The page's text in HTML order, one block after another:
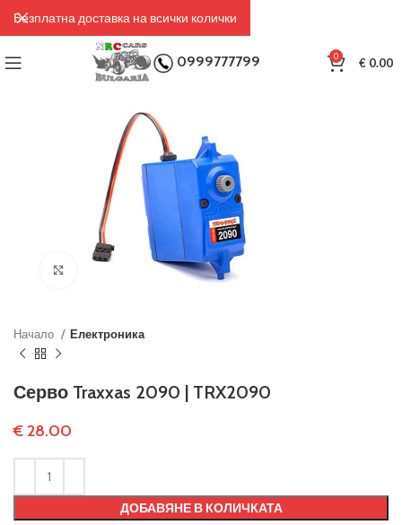
0999777799 0 €0.00
Начало Електроника
Серво Traxxas 2090 | TRX2090
€ 28.00
ДОБАВЯНЕ В КОЛИЧКАТА
Безплатна доставка на всички колички